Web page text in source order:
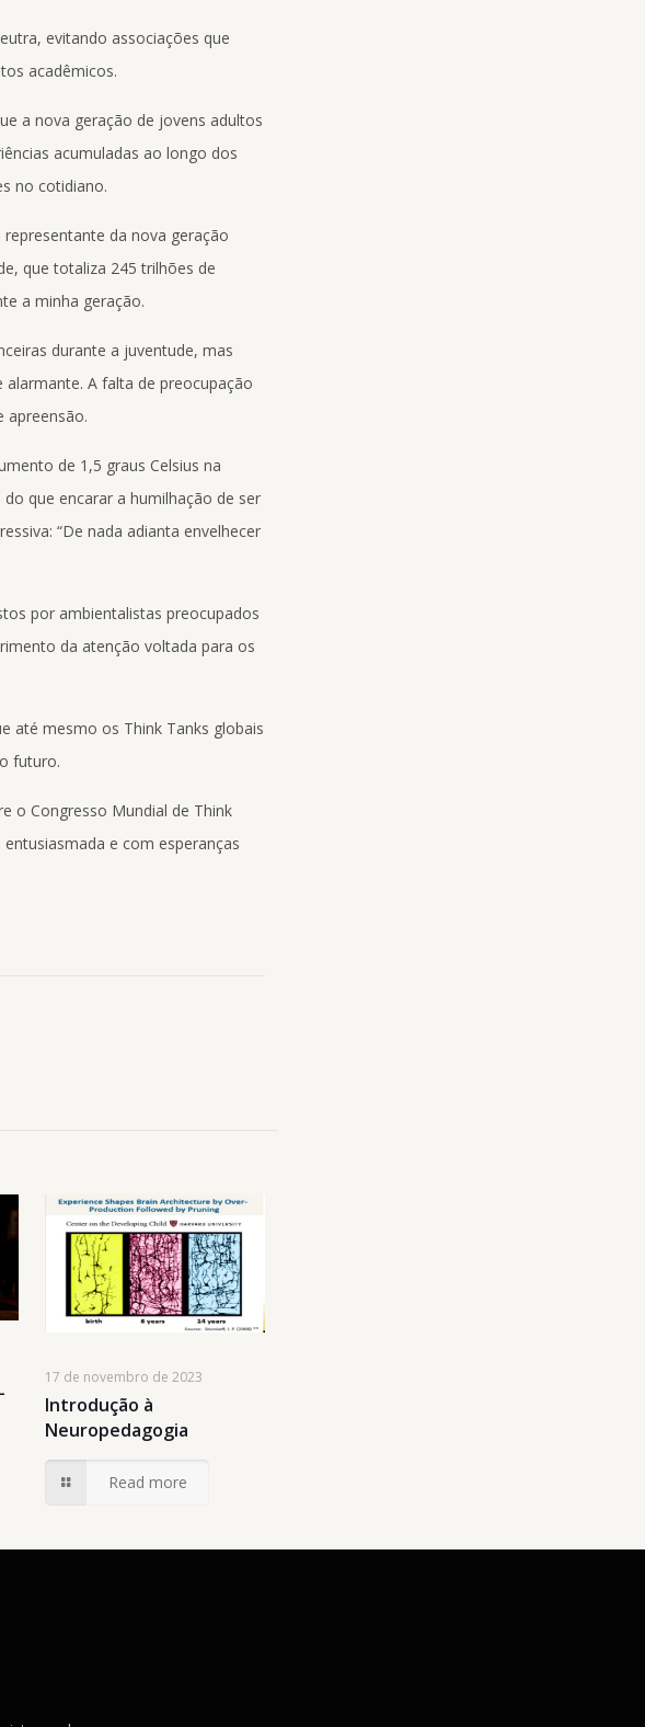
evitando associações que
acadêmicos.
a nova geração de jovens adultos
acumuladas ao longo dos
no cotidiano.
da nova geração
que totaliza 245 trilhões de
a minha geração.
durante a juventude, mas
A falta de preocupação
apreensão.
de 1,5 graus Celsius na
que encarar a humilhação de ser
“De nada adianta envelhecer
por ambientalistas preocupados
da atenção voltada para os
até mesmo os Think Tanks globais
futuro.
o Congresso Mundial de Think
e com esperanças
17 de novembro de 2023
Introdução à
Neuropedagogia
Read more